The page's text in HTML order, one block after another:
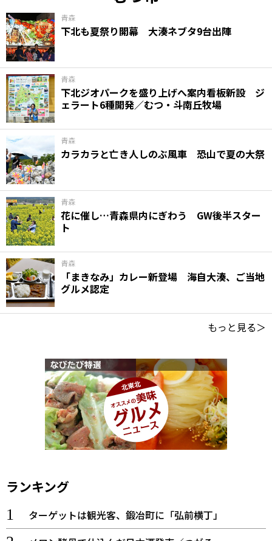
青森
下北も夏祭り開幕 大湊ネブタ9台出陣
青森
下北ジオパークを盛り上げへ案内看板新設 ジ
ェラート6種開発／むつ・斗南丘牧場
青森
カラカラと亡き人しのぶ風車 恐山で夏の大祭
青森
花に催し…青森県内にぎわう GW後半スター
ト
青森
「まきなみ」カレー新登場 海自大湊、ご当地
グルメ認定
もっと見る＞
ランキング
ターゲットは観光客、鍛冶町に「弘前横丁」